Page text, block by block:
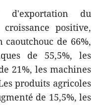
d'exportation du
positive,
de 66%,
de 55,5%, les
21%, les machines
produits agricoles
de 15,5%, les